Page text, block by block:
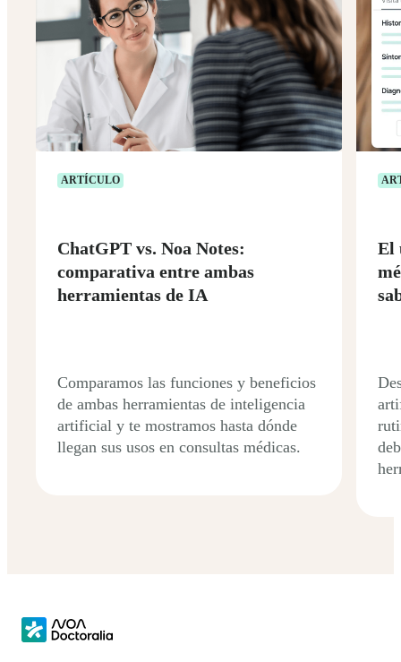
ARTÍCULO
ChatGPT vs. Noa Notes:
comparativa entre ambas
herramientas de IA
Comparamos las funciones y beneficios
de ambas herramientas de inteligencia
artificial y te mostramos hasta dónde
llegan sus usos en consultas médicas.
El